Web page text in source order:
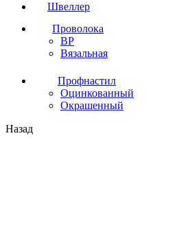
Швеллер
Проволока
ВР
Вязальная
Профнастил
Оцинкованный
Окрашенный
Назад